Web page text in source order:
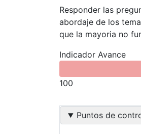
Responder las
abordaje de los
que la mayoria no
Indicador Avance
100
Puntos de